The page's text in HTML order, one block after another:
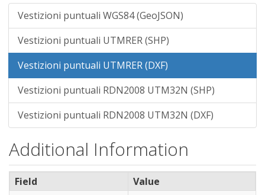
Vestizioni puntuali WGS84 (GeoJSON)
Vestizioni puntuali UTMRER (SHP)
Vestizioni puntuali UTMRER (DXF)
Vestizioni puntuali RDN2008 UTM32N (SHP)
Vestizioni puntuali RDN2008 UTM32N (DXF)
Additional Information
Field
Value